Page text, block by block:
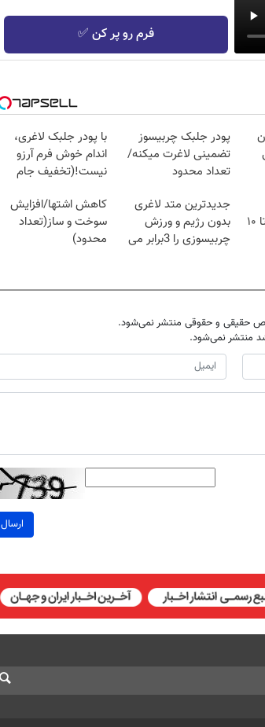
فرم رو پر کن ✅
پودر جلبک چربیسوز
تضمینی لاغرت میکنه/
تعداد محدود
با پودر جلبک لاغری،
اندام خوش فرم آرزو
نیست!(تخفیف جام
طلاسی، از ۰.۵ گرم تا ۱۰
جدیدترین متد لاغری
بدون رژیم و ورزش
چربیسوزی را 3برابر می
کاهش اشتها/افزایش
سوخت و ساز(تعداد
محدود)
حقیقی و حقوقی منتشر نمی‌شود.
منتشر نمی‌شود.
ارسال